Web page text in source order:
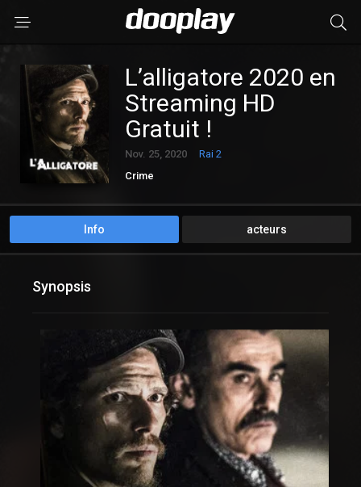
L’alligatore 2020 en
Streaming HD
Gratuit !
Nov. 25, 2020
Rai 2
Crime
Info acteurs
Synopsis